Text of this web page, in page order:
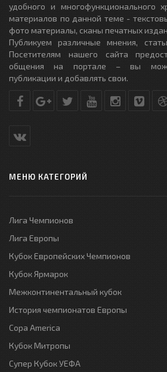
удобного и многофункционального
материалов по данной теме -
фото материалы, сканы печатных
Публикуем различные мнения,
Посетителям нашего сайта
общения на портале – вы
публикации и добавлять свои.
МЕНЮ КАТЕГОРИЙ
Лига Чемпионов
Лига Европы
Кубок Европейских Чемпионов
Кубок Ярмарок
Межконтинентальный кубок
История чемпионатов Европы
Copa America
Кубок Митропы
Супер Кубок УЕФА